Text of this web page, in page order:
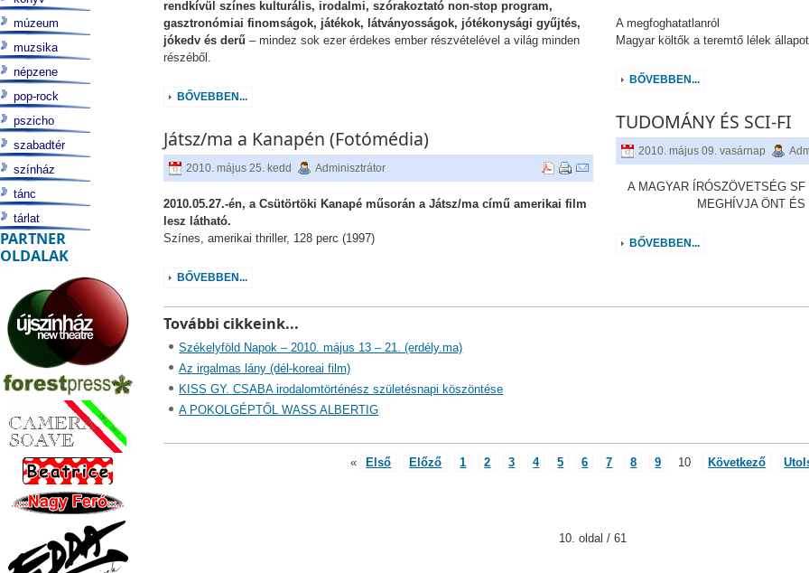
rendkívül színes kulturális, irodalmi, szórakoztató non-stop program,
gasztronómiai finomságok, játékok, látványosságok, jótékonysági gyűjtés,
jókedv és derű – mindez sok ezer érdekes ember részvételével a világ minden
részéből.
BŐVEBBEN...
Játsz/ma a Kanapén (Fotómédia)
2010. május 25. kedd Adminisztrátor
2010.05.27.-én, a Csütörtöki Kanapé műsorán a Játsz/ma című amerikai film
lesz látható.
Színes, amerikai thriller, 128 perc (1997)
BŐVEBBEN...
A megfoghatatlanról
Magyar költők a teremtő lélek
BŐVEBBEN...
TUDOMÁNY ÉS SCI-FI
2010. május 09. vasárnap
A MAGYAR ÍRÓSZÖVETSÉG
MEGHÍVJA ÖNT
BŐVEBBEN...
További cikkeink...
Székelyföld Napok – 2010. május 13 – 21. (erdély.ma)
Az irgalmas lány (dél-koreai film)
KISS GY. CSABA irodalomtörténész születésnapi köszöntése
A POKOLGÉPTŐL WASS ALBERTIG
« Első Előző 1 2 3 4 5 6 7 8 9 10 Következő
10. oldal / 61
múzeum
muzsika
népzene
pop-rock
pszicho
szabadtér
színház
tánc
tárlat
PARTNER
OLDALAK